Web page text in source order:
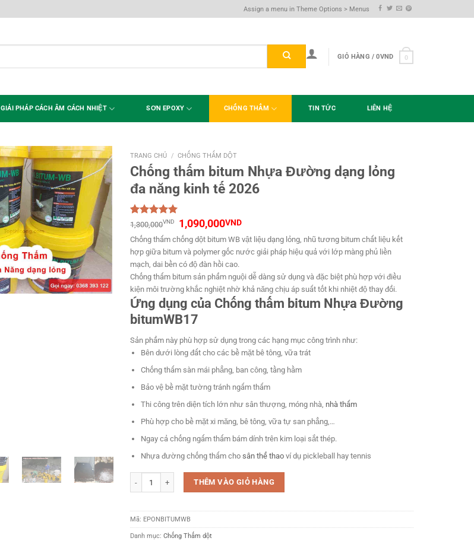
Assign a menu in Theme Options > Menus
GIỎ HÀNG /0VND 0
GIẢI PHÁP CÁCH ÂM CÁCH NHIỆT SƠN EPOXY CHỐNG THẤM TIN TỨC LIÊN HỆ
TRANG CHỦ / CHỐNG THẤM DỘT
Chống thấm bitum Nhựa Đường dạng lỏng
đa năng kinh tế 2026
5.00trên 5
2
đánh giá
1,300,000VND 1,090,000VND
Chống thấm chống dột bitum WB vật liệu dạng lỏng, nhũ tương bitum chất liệu kết
hợp giữa bitum và polymer gốc nước giải pháp hiệu quả với lớp màng phủ liền
mạch, dai bền có độ đàn hồi cao.
Chống thấm bitum sản phẩm nguội dễ dàng sử dụng và đặc biệt phù hợp với điều
kiện môi trường khắc nghiệt nhờ khả năng chịu áp suất tốt khi nhiệt độ thay đổi.
Ứng dụng của Chống thấm bitum Nhựa Đường
bitumWB17
Sản phẩm này phù hợp sử dụng trong các hạng mục công trình như:
Bên dưới lòng đất cho các bề mặt bê tông, vữa trát
Chống thấm sàn mái phẳng, ban công, tầng hầm
Bảo vệ bề mặt tường tránh ngấm thấm
Thi công trên diện tích lớn như sân thượng, móng nhà, nhà thấm
Phù hợp cho bề mặt xi măng, bê tông, vữa tự san phẳng,…
Ngay cả chống ngấm thấm bám dính trên kim loại sắt thép.
Nhựa đường chống thấm cho sân thể thaoví dụ pickleball hay tennis
Chống thấm bitum Nhựa Đường dạng lỏng đa năng kinh tế 2026 số lượng
THÊM VÀO GIỎ HÀNG
Mã: EPONBITUMWB
Danh mục:Chống Thấm dột